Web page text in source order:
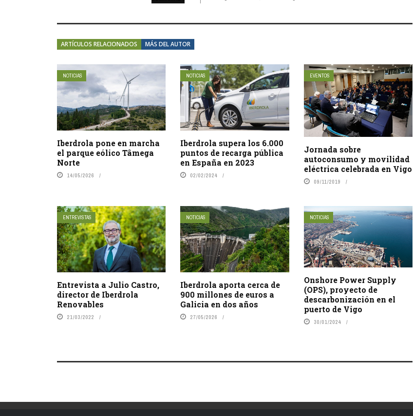
ARTÍCULOS RELACIONADOS MÁS DEL AUTOR
NOTICIAS
Iberdrola pone en marcha
el parque eólico Tâmega
Norte
14/05/2026
NOTICIAS
Iberdrola supera los 6.000
puntos de recarga pública
en España en 2023
02/02/2024
EVENTOS
Jornada sobre
autoconsumo y movilidad
eléctrica celebrada en Vigo
09/11/2019
ENTREVISTAS
Entrevista a Julio Castro,
director de Iberdrola
Renovables
21/03/2022
NOTICIAS
Iberdrola aporta cerca de
900 millones de euros a
Galicia en dos años
27/05/2026
NOTICIAS
Onshore Power Supply
(OPS), proyecto de
descarbonización en el
puerto de Vigo
30/01/2024